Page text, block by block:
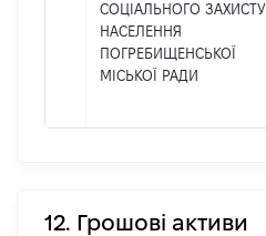
СОЦІАЛЬНОГО ЗАХИСТУ
НАСЕЛЕННЯ
ПОГРЕБИЩЕНСЬКОЇ
МІСЬКОЇ РАДИ
12. Грошові активи